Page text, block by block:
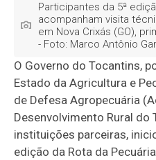
Participantes da 5ª
acompanham visita
em Nova Crixás (GO),
- Foto: Marco Antônio
O Governo do Tocantins,
Estado da Agricultura e
de Defesa Agropecuária
Desenvolvimento Rural do
instituições parceiras,
edição da Rota da